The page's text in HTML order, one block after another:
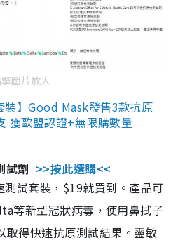
圖片放大
裝】Good Mask發售3款抗原
獲歐盟認證+無限購數量
試劑 >>按此選購<<
試套裝，$19就買到。產品可
等新型冠狀病毒，使用鼻拭子
取得快速抗原測試結果。靈敏